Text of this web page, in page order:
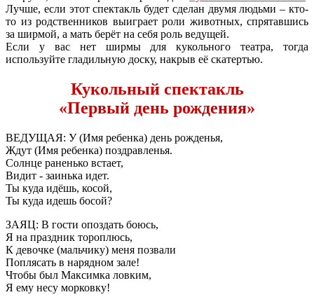
Лучше, если этот спектакль будет сделан двумя людьми – кто-
то из родственников выиграет роли животных, спрятавшись
за ширмой, а мать берёт на себя роль ведущей.
Если у вас нет ширмы для кукольного театра, тогда
используйте гладильную доску, накрыв её скатертью.
Кукольный спектакль
«Первый день рождения»
ВЕДУЩАЯ: У (Имя ребенка) день рожденья,
Ждут (Имя ребенка) поздравленья.
Солнце раненько встает,
Видит - заинька идет.
Ты куда идёшь, косой,
Ты куда идешь босой?
ЗАЯЦ: В гости опоздать боюсь,
Я на праздник тороплюсь,
К девочке (мальчику) меня позвали
Поплясать в нарядном зале!
Чтобы был Максимка ловким,
Я ему несу морковку!